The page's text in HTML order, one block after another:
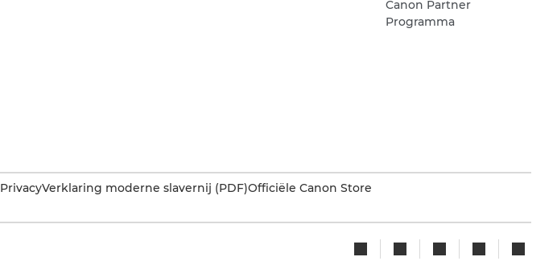
Canon Partner
Programma
PrivacyVerklaring moderne slavernij (PDF)Officiële Canon Store